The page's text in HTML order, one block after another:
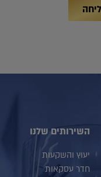
השירותים שלנו
יעוץ והשקעות
חדר עסקאות